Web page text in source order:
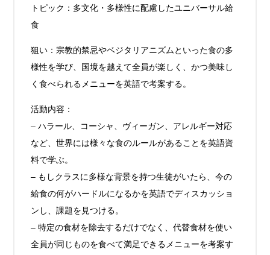
トピック：多文化・多様性に配慮したユニバーサル給
食
狙い：宗教的禁忌やベジタリアニズムといった食の多
様性を学び、国境を越えて全員が楽しく、かつ美味し
く食べられるメニューを英語で考案する。
活動内容：
– ハラール、コーシャ、ヴィーガン、アレルギー対応
など、世界には様々な食のルールがあることを英語資
料で学ぶ。
– もしクラスに多様な背景を持つ生徒がいたら、今の
給食の何がハードルになるかを英語でディスカッショ
ンし、課題を見つける。
– 特定の食材を除去するだけでなく、代替食材を使い
全員が同じものを食べて満足できるメニューを考案す